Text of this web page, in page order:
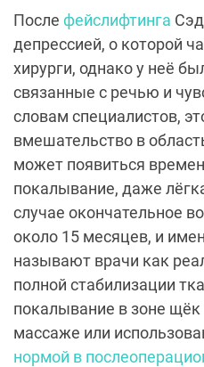
После фейслифтинга
депрессией, о которой
хирурги, однако у неё
связанные с речью и
словам специалистов,
вмешательство в
может появиться
покалывание, даже
случае окончательное
около 15 месяцев, и
называют врачи как
полной стабилизации
покалывание в зоне
массаже или
нормой в